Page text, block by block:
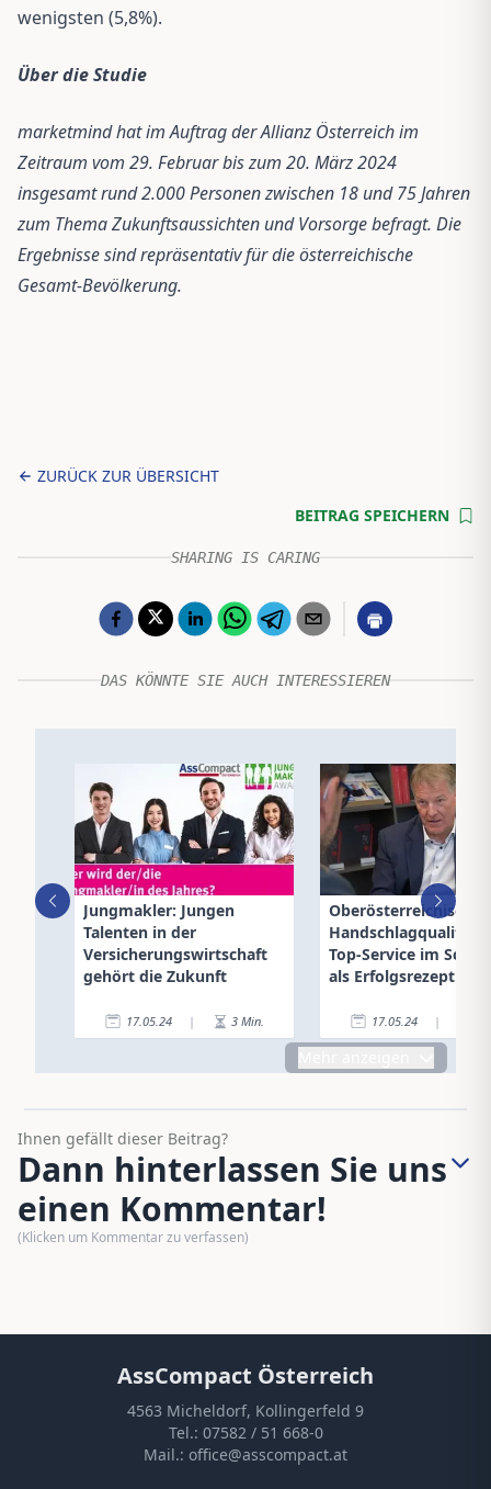
wenigsten (5,8%).
Über die Studie
marketmind hat im Auftrag der Allianz Österreich im
Zeitraum vom 29. Februar bis zum 20. März 2024
insgesamt rund 2.000 Personen zwischen 18 und 75 Jahren
zum Thema Zukunftsaussichten und Vorsorge befragt. Die
Ergebnisse sind repräsentativ für die österreichische
Gesamt-Bevölkerung.
ZURÜCK ZUR ÜBERSICHT
BEITRAG SPEICHERN
SHARING IS CARING
DAS KÖNNTE SIE AUCH INTERESSIEREN
Jungmakler: Jungen
Talenten in der
Versicherungswirtschaft
gehört die Zukunft
17.05.24 | 3 Min.
Oberösterreichische:
Handschlagqualität
Top-Service im
als Erfolgsrezept
17.05.24 |
Ihnen gefällt dieser Beitrag?
Dann hinterlassen Sie uns
einen Kommentar!
(Klicken um Kommentar zu verfassen)
AssCompact Österreich
4563 Micheldorf, Kollingerfeld 9
Tel.: 07582 / 51 668-0
Mail.: office@asscompact.at